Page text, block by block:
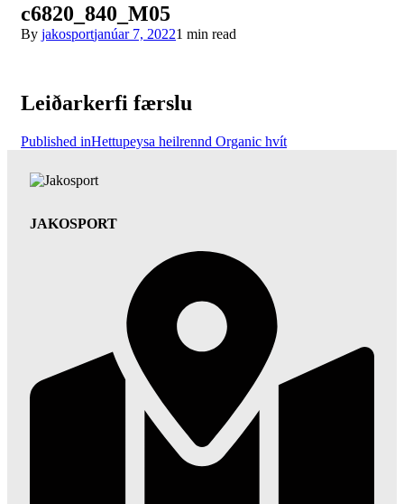
c6820_840_M05
By jakosportjanúar 7, 20221 min read
Leiðarkerfi færslu
Published inHettupeysa heilrennd Organic hvít
JAKOSPORT